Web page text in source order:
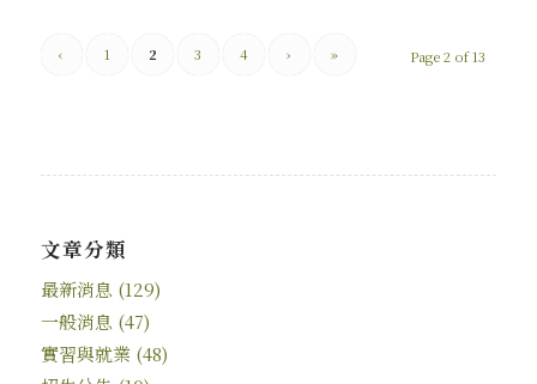
Page 2 of 13
‹ 1 2 3 4 › »
文章分類
最新消息 (129)
一般消息 (47)
實習與就業(48)